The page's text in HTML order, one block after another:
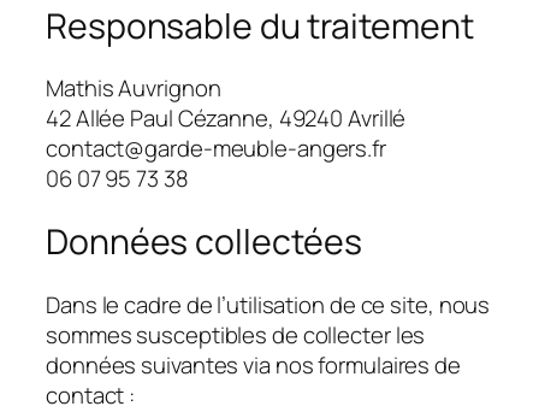
Responsable du traitement
Mathis Auvrignon
42 Allée Paul Cézanne, 49240 Avrillé
contact@garde-meuble-angers.fr
06 07 95 73 38
Données collectées
Dans le cadre de l’utilisation de ce site, nous
sommes susceptibles de collecter les
données suivantes via nos formulaires de
contact :